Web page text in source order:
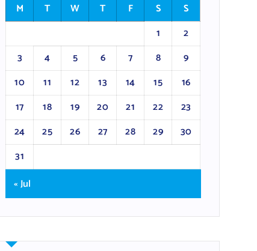
M
T W T F S
S
1
2
3
4 5 6 7 8
9
10
11 12 13 14 15
16
17
18 19 20 21 22
23
24
25 26 27 28 29
30
31
« Jul